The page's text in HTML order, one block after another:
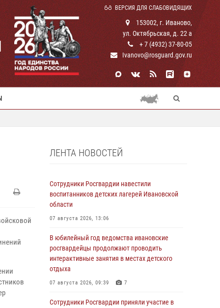
ВЕРСИЯ ДЛЯ СЛАБОВИДЯЩИХ
153002, г. Иваново,
ул. Октябрьская, д. 22 а
+ 7 (4932) 37-80-05
Ivanovo@rosguard.gov.ru
ЛЕНТА НОВОСТЕЙ
Сотрудники Росгвардии навестили
воспитанников детских лагерей Ивановской
области
07 августа 2026, 13:06
В юбилейный год ведомства ивановские
росгвардейцы продолжают проводить
интерактивные занятия в местах детского
отдыха
07 августа 2026, 09:39 7
Сотрудники Росгвардии приняли участие в